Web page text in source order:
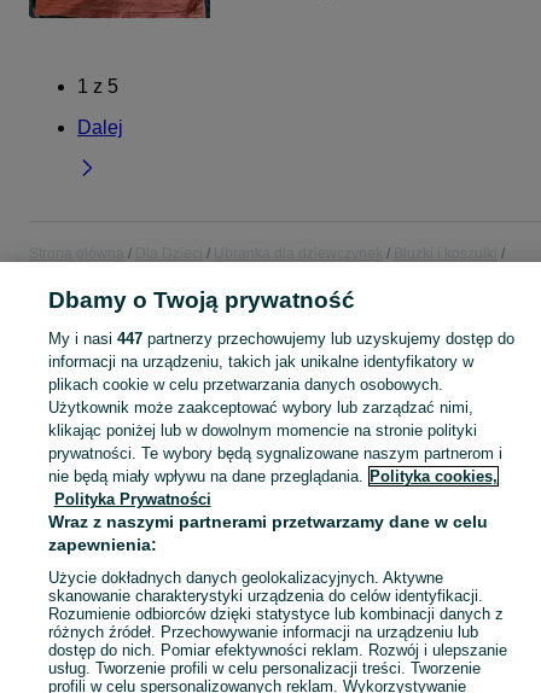
1 z 5
Dalej
Strona główna Dla Dzieci Ubranka dla dziewczynek
Bluzki i koszulki
Koszulki z długim rękawem - Kościan
KATEGORIA
garnitur dla dziewczynki spodnie dzwony dla dziewczynki strój Zobacz
Mapa kategorii
Mapa miejscowości
Mapa ministron
Popularne wyszukiwania
Dbamy o Twoją prywatność
My i nasi 447partnerzy przechowujemy lub uzyskujemy dostęp do
informacji na urządzeniu, takich jak unikalne identyfikatory w
plikach cookie w celu przetwarzania danych osobowych.
Użytkownik może zaakceptować wybory lub zarządzać nimi,
klikając poniżej lub w dowolnym momencie na stronie polityki
prywatności. Te wybory będą sygnalizowane naszym partnerom i
nie będą miały wpływu na dane przeglądania. Polityka cookies,
Polityka Prywatności
Wraz z naszymi partnerami przetwarzamy dane w celu
zapewnienia:
Użycie dokładnych danych geolokalizacyjnych. Aktywne
skanowanie charakterystyki urządzenia do celów identyfikacji.
Rozumienie odbiorców dzięki statystyce lub kombinacji danych z
różnych źródeł. Przechowywanie informacji na urządzeniu lub
dostęp do nich. Pomiar efektywności reklam. Rozwój i ulepszanie
usług. Tworzenie profili w celu personalizacji treści. Tworzenie
profili w celu spersonalizowanych reklam. Wykorzystywanie